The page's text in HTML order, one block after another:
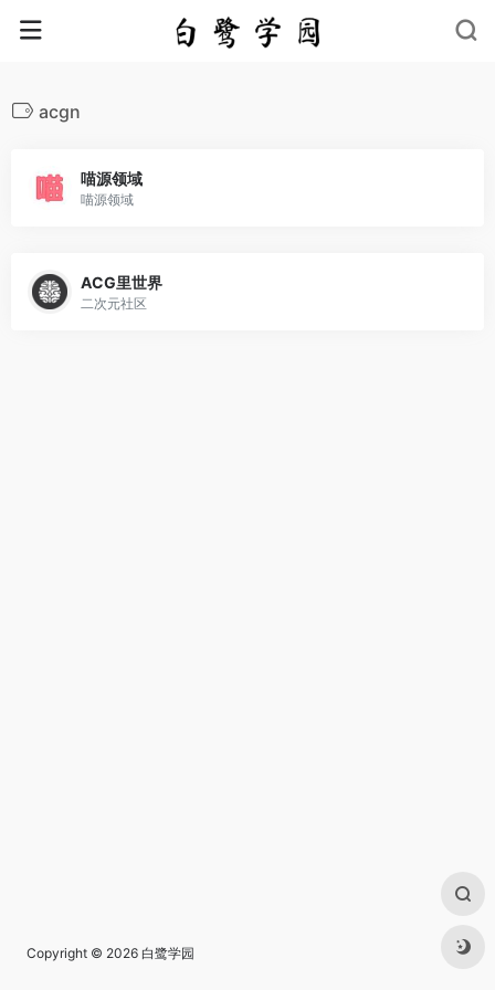
acgn
喵源领域
喵源领域
ACG里世界
二次元社区
Copyright © 2026 白鹭学园